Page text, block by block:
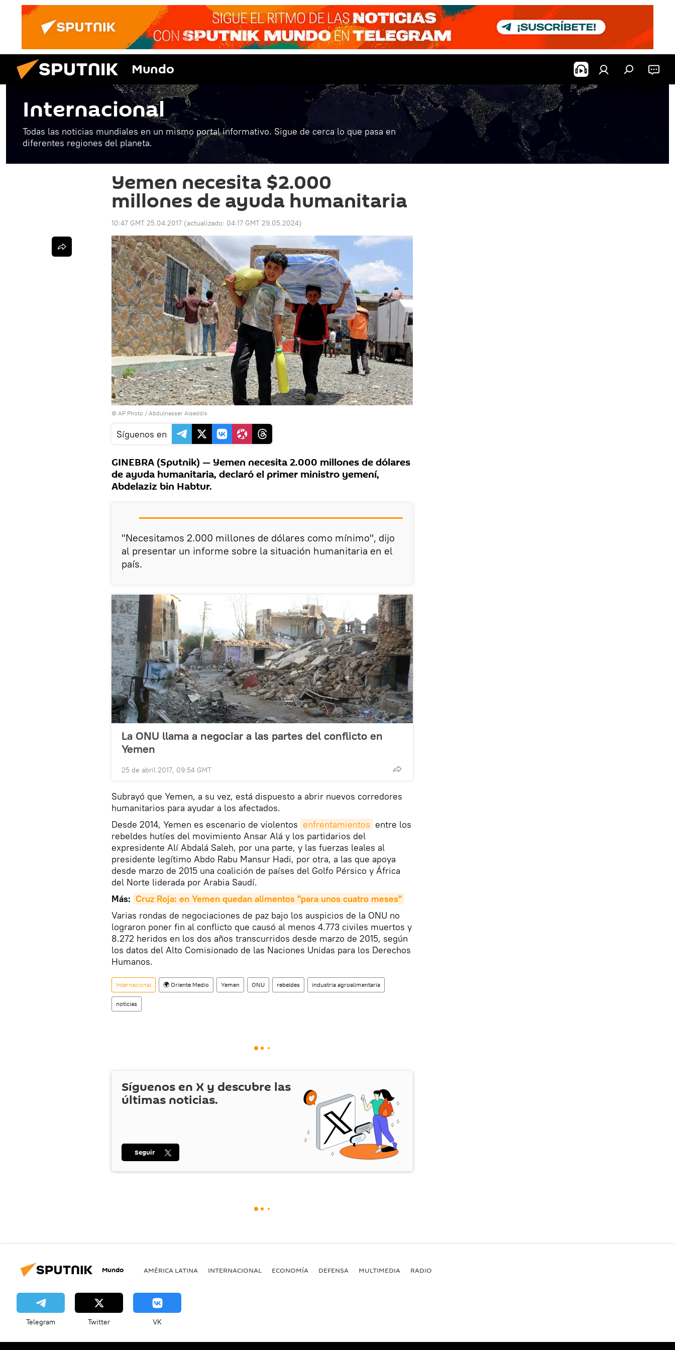
Mundo
Internacional
Todas las noticias mundiales en un mismo portal informativo. Sigue de cerca lo que pasa en
diferentes regiones del planeta.
Yemen necesita $2.000
millones de ayuda humanitaria
10:47 GMT 25.04.2017 (actualizado: 04:17 GMT 29.05.2024)
© AP Photo / Abdulnasser Alseddik
Síguenos en
GINEBRA (Sputnik) — Yemen necesita 2.000 millones de dólares
de ayuda humanitaria, declaró el primer ministro yemení,
Abdelaziz bin Habtur.
"Necesitamos 2.000 millones de dólares como mínimo", dijo
al presentar un informe sobre la situación humanitaria en el
país.
La ONU llama a negociar a las partes del conflicto en
Yemen
25 de abril 2017, 09:54 GMT
Subrayó que Yemen, a su vez, está dispuesto a abrir nuevos corredores
humanitarios para ayudar a los afectados.
Desde 2014, Yemen es escenario de violentos enfrentamientos entre los
rebeldes hutíes del movimiento Ansar Alá y los partidarios del
expresidente Alí Abdalá Saleh, por una parte, y las fuerzas leales al
presidente legítimo Abdo Rabu Mansur Hadi, por otra, a las que apoya
desde marzo de 2015 una coalición de países del Golfo Pérsico y África
del Norte liderada por Arabia Saudí.
Más: Cruz Roja: en Yemen quedan alimentos "para unos cuatro meses"
Varias rondas de negociaciones de paz bajo los auspicios de la ONU no
lograron poner fin al conflicto que causó al menos 4.773 civiles muertos y
8.272 heridos en los dos años transcurridos desde marzo de 2015, según
los datos del Alto Comisionado de las Naciones Unidas para los Derechos
Humanos.
Internacional 🌍 Oriente Medio Yemen ONU rebeldes industria agroalimentaria
noticias
Síguenos en X y descubre las
últimas noticias.
Seguir
Mundo AMÉRICA LATINA INTERNACIONAL ECONOMÍA DEFENSA MULTIMEDIA RADIO
Telegram Twitter VK